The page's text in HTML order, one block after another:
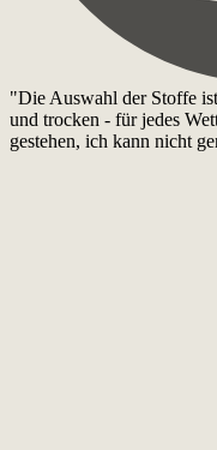
"Die Auswahl der Stoffe
und trocken - für jedes
gestehen, ich kann nicht